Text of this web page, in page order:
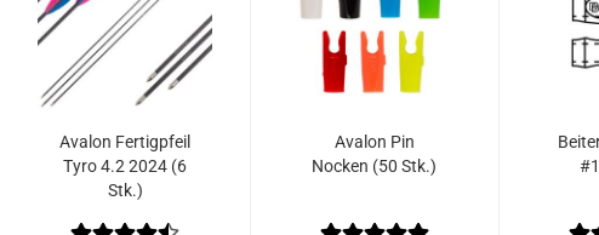
Avalon Fertigpfeil
Tyro 4.2 2024 (6
Stk.)
Avalon Pin
Nocken (50 Stk.)